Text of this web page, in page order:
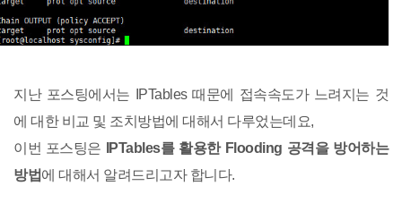
지난 포스팅에서는 IPTables 때문에 접속속도가 느려지는 것
에 대한 비교 및 조치방법에 대해서 다루었는데요,
이번 포스팅은 IPTables를 활용한 Flooding 공격을 방어하는
방법에 대해서 알려드리고자 합니다.